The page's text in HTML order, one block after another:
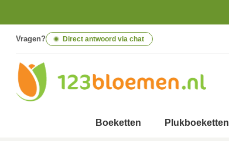
Vragen? Direct antwoord via chat
Boeketten Plukboeketten